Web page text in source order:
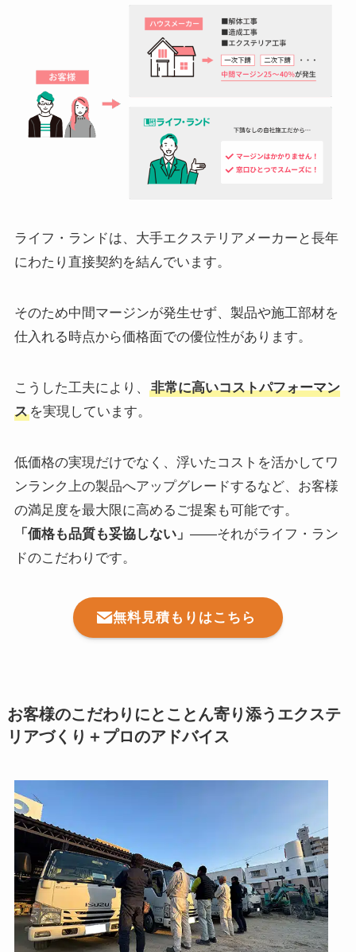
ライフ・ランドは、大手エクステリアメーカーと長年
にわたり直接契約を結んでいます。
そのため中間マージンが発生せず、製品や施工部材を
仕入れる時点から価格面での優位性があります。
こうした工夫により、
非常に高いコストパフォーマン
スを実現しています。
低価格の実現だけでなく、浮いたコストを活かしてワ
ンランク上の製品へアップグレードするなど、お客様
の満足度を最大限に高めるご提案も可能です。
「価格も品質も妥協しない」 ――それがライフ・ラン
ドのこだわりです。
無料見積もりはこちら
お客様のこだわりにとことん寄り添うエクステ
リアづくり＋プロのアドバイス